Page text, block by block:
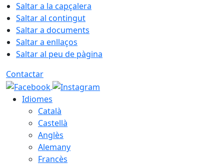
Saltar a la capçalera
Saltar al contingut
Saltar a documents
Saltar a enllaços
Saltar al peu de pàgina
Contactar
Idiomes
Català
Castellà
Anglès
Alemany
Francès